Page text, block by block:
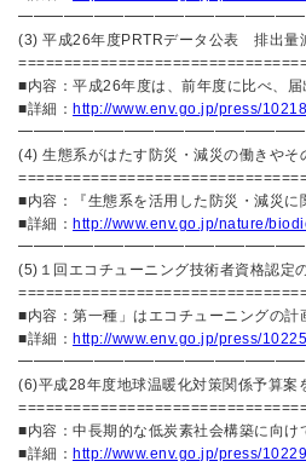
(3) 平成26年度PRTRデータ公表 排出
■内容：平成26年度は、前年度に比べ、
■詳細： http://www.env.go.jp/press/
(4) 生態系がはたす防災・減災の働きや
■内容：『生態系を活用した防災・減災
■詳細： http://www.env.go.jp/nature/
(5)１回エコチューニング技術者資格認定
■内容：第一種」はエコチューニングの
■詳細： http://www.env.go.jp/press/
(6)平成28年度地球温暖化対策関係
■内容：中長期的な低炭素社会構築に向
■詳細： http://www.env.go.jp/press/